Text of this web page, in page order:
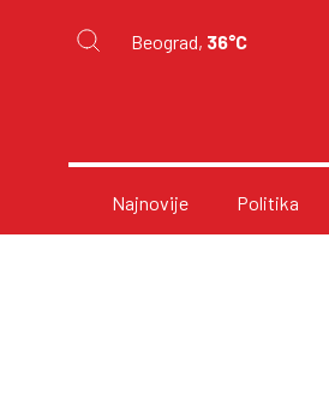
Beograd, 36°C
Najnovije Politika